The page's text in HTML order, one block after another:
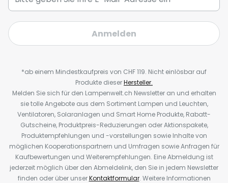
Anmelden
*ab einem Mindestkaufpreis von CHF 119. Nicht einlösbar auf
Produkte dieserHersteller.
Melden Sie sich für den Lampenwelt.ch Newsletter an und erhalten
sie tolle Angebote aus dem Sortiment Lampen und Leuchten,
Ventilatoren, Solaranlagen und Smart Home Produkte, Rabatt-
Gutscheine, Produktpreis-Reduzierungen oder Aktionspakete,
Produktempfehlungen und -vorstellungen sowie Inhalte von
möglichen Kooperationspartnern und Umfragen sowie Anfragen für
Kaufbewertungen und Weiterempfehlungen. Eine Abmeldung ist
jederzeit möglich über den Abmeldelink, den Sie in jedem Newsletter
finden oder über unserKontaktformular. Weitere Informationen